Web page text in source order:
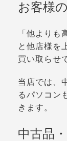
お客様
「他よりも
と他店様を
買い取らせ
当店では、
るパソコン
きます。
中古品